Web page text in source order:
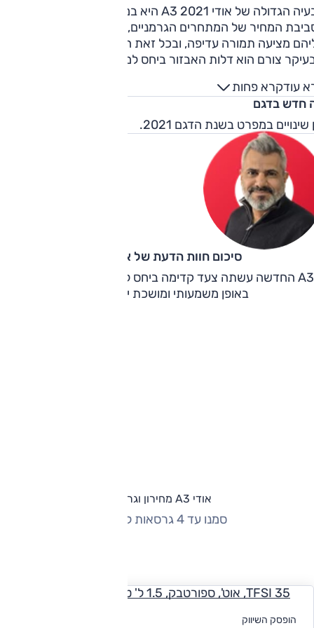
הבעיה הגדולה של אודי A3 2021 היא במחיר. היא אומנם נמצאת
המחיר של המתחרים הגרמניים, ובמובנים מסוימים
מציעה תמורה עדיפה, ובכל זאת היא יקרה מדי. אולם מה
צורם הוא דלות האבזור ביחס למחיר; מפתח חכם, מצלמה,
בנוסף, מערכות בטיחות מסוימות מוצעות רק בחבילותעודקרא פחות
חדש בדגם
שינויים במפרט בשנת הדגם 2021.
סיכום חוות הדעת של אוהד אלגוב
A3 החדשה עשתה צעד קדימה ביחס לקודמתה, היא טובה ממנה
באופן משמעותי ומושכת יותר במראה.
אודי A3 מחירון וגרסאות
סמנו עד 4 גרסאות להשוואה
35 TFSI, אוט', ספורטבק, 1.5 ל' טורבו
הופסק השיווק